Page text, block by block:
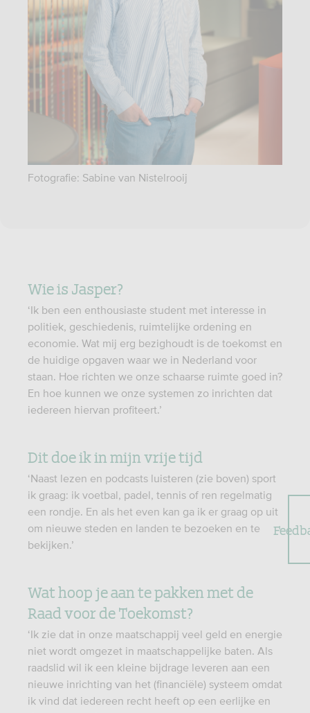
Fotografie: Sabine van Nistelrooij
Wie is Jasper?
‘Ik ben een enthousiaste student met interesse in
politiek, geschiedenis, ruimtelijke ordening en
economie. Wat mij erg bezighoudt is de toekomst en
de huidige opgaven waar we in Nederland voor
staan. Hoe richten we onze schaarse ruimte goed in?
En hoe kunnen we onze systemen zo inrichten dat
iedereen hiervan profiteert.’
Dit doe ik in mijn vrije tijd
‘Naast lezen en podcasts luisteren (zie boven) sport
ik graag: ik voetbal, padel, tennis of ren regelmatig
een rondje. En als het even kan ga ik er graag op uit
om nieuwe steden en landen te bezoeken en te
bekijken.’
Wat hoop je aan te pakken met de
Raad voor de Toekomst?
‘Ik zie dat in onze maatschappij veel geld en energie
niet wordt omgezet in maatschappelijke baten. Als
raadslid wil ik een kleine bijdrage leveren aan een
nieuwe inrichting van het (financiële) systeem omdat
ik vind dat iedereen recht heeft op een eerlijke en